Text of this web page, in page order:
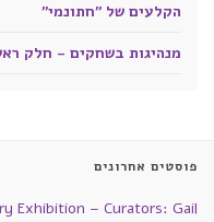
הקלעים של "חתונמי"
מנהיגות בשחקים - חלק
פוסטים אחרונים
Exhibition – Curators: Gail